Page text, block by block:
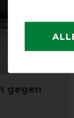
gegen